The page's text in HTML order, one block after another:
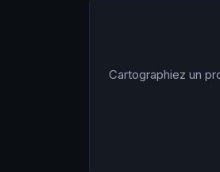
Cartographiez un